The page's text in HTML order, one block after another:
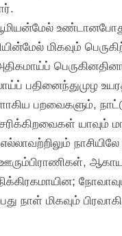
மிகவும்
அதிகமாய்ப்
பதினைந்துமுழ
பறவைகளும்,
யாவும்
நாள் மிகவும்